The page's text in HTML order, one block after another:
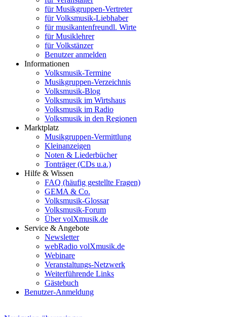
für Musikgruppen-Vertreter
für Volksmusik-Liebhaber
für musikantenfreundl. Wirte
für Musiklehrer
für Volkstänzer
Benutzer anmelden
Informationen
Volksmusik-Termine
Musikgruppen-Verzeichnis
Volksmusik-Blog
Volksmusik im Wirtshaus
Volksmusik im Radio
Volksmusik in den Regionen
Marktplatz
Musikgruppen-Vermittlung
Kleinanzeigen
Noten & Liederbücher
Tonträger (CDs u.a.)
Hilfe & Wissen
FAQ (häufig gestellte Fragen)
GEMA & Co.
Volksmusik-Glossar
Volksmusik-Forum
Über volXmusik.de
Service & Angebote
Newsletter
webRadio volXmusik.de
Webinare
Veranstaltungs-Netzwerk
Weiterführende Links
Gästebuch
Benutzer-Anmeldung